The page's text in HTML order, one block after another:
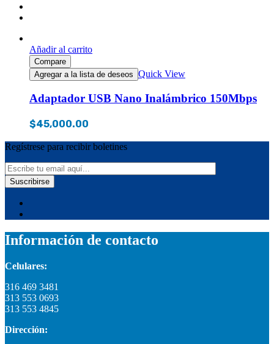
Añadir al carrito
Compare
Agregar a la lista de deseos Quick View
Adaptador USB Nano Inalámbrico 150Mbps
$45,000.00
Regístrese para recibir boletines
Información de contacto
Celulares:
316 469 3481
313 553 0693
313 553 4845
Dirección: